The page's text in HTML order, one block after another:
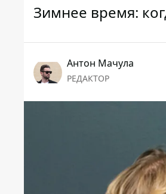
Зимнее время:
Антон Мачула
РЕДАКТОР